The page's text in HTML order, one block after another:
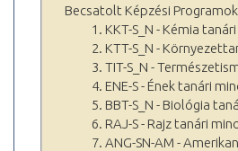
Becsatolt Képzési
1. KKT-S_N - Kémia
2. KTT-S_N -
3. TIT-S_N -
4. ENE-S - Ének tanári
5. BBT-S_N - Biológia
6. RAJ-S - Rajz tanári
7. ANG-SN-AM -